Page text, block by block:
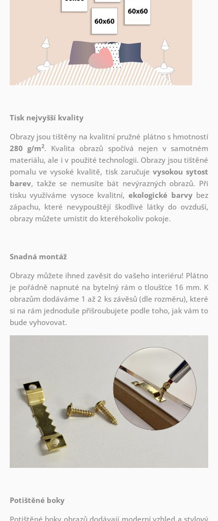
Tisk nejvyšší kvality
Obrazy jsou tištěny na kvalitní pružné plátno s hmotností
280 g/m2. Kvalita obrazů spočívá nejen v samotném
materiálu, ale i v použité technologii. Obrazy jsou tištěné
pomalu ve vysoké kvalitě, tisk zaručuje vysokou sytost
barev, takže se nemusíte bát nevýrazných obrazů. Při
tisku využíváme vysoce kvalitní,ekologické barvybez
zápachu, které nevypouštějí škodlivé látky do ovzduší,
obrazy můžete umístit do kteréhokoliv pokoje.
Snadná montáž
Obrazy můžete ihned zavěsit do vašeho interiéru! Plátno
je pořádně napnuté na bytelný rám o tloušťce 16 mm. K
obrazům dodáváme 1 až 2 ks závěsů (dle rozměru), které
si na rám jednoduše přišroubujete podle toho, jak vám to
bude vyhovovat.
Potištěné boky
Potištěné boky obrazů dodávají moderní vzhled a stylový